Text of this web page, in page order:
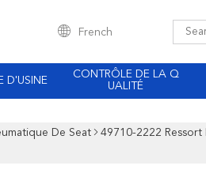
French
D'USINE
CONTRÔLE DE LA Q
UALITÉ
De Seat
49710-2222 Ressort